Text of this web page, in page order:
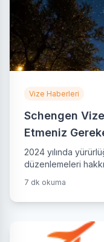
Vize Haberleri
Schengen
Etmeniz
2024 yılında
düzenlemeleri
7 dk okuma